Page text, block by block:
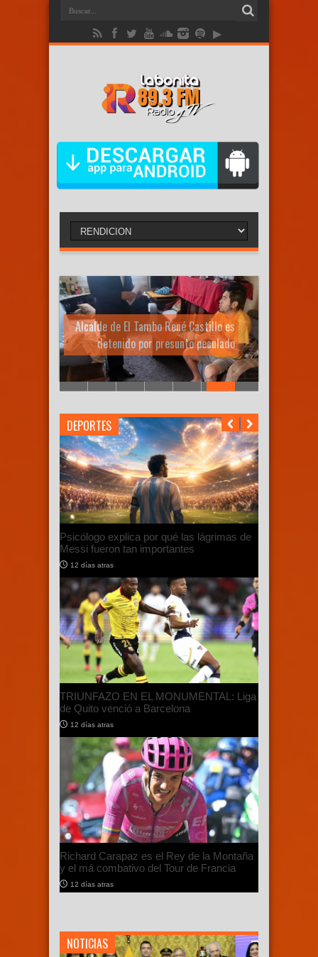
Andrés Cepeda presenta Big
Band 2, su nuevo álbum latino
DEPORTES
Psicólogo explica por qué las lágrimas de
Messi fueron tan importantes
12 días atras
TRIUNFAZO EN EL MONUMENTAL: Liga
de Quito venció a Barcelona
12 días atras
Richard Carapaz es el Rey de la Montaña
y el má combativo del Tour de Francia
12 días atras
NOTICIAS